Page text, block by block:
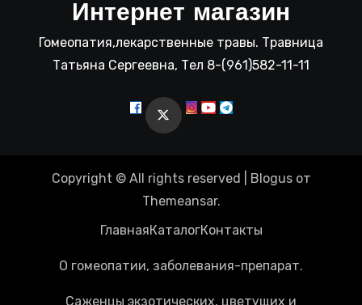
Интернет магазин
Гомеопатия,лекарственные травы. Травница
Татьяна Сергеевна, Тел 8-(961)582-11-11
Copyright © All rights reserved Blogusот
Themeansar.
ГлавнаяКаталогКонтакты
О гомеопатии, заболевания-препарат.
Саженцы экзотических, цветущих и